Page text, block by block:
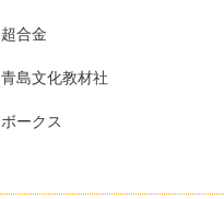
超合金
青島文化教材社
ボークス